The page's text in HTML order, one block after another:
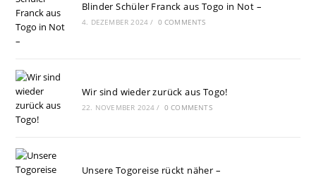
Blinder Schüler Franck aus Togo in Not –
4. DEZEMBER 2024 / 0 COMMENTS
Wir sind wieder zurück aus Togo!
22. NOVEMBER 2024 / 0 COMMENTS
Unsere Togoreise rückt näher –